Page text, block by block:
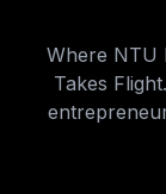
Where NTU
Takes